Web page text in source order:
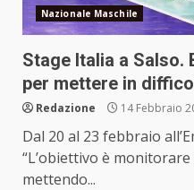
Nazionale Maschile
Stage Italia a Salso.
per mettere in
Redazione 14 Febbraio
Dal 20 al 23 febbraio
“L’obiettivo è
mettendo...